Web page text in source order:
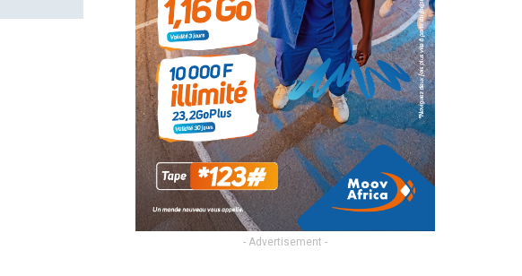
- Advertisement -